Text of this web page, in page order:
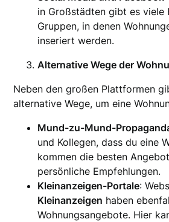
in Großstädten gibt es viele
Gruppen, in denen
inseriert werden.
Alternative Wege der
Neben den großen Plattformen
alternative Wege, um eine
Mund-zu-Mund-
und Kollegen, dass du eine
kommen die besten
persönliche Empfehlungen.
Kleinanzeigen-Portale:
Kleinanzeigen haben
Wohnungsangebote. Hier